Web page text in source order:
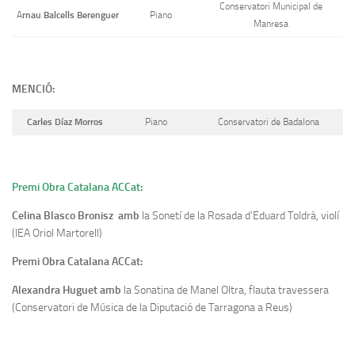
Arnau Balcells Berenguer Piano
Conservatori Municipal de
Manresa
MENCIÓ:
Carles Díaz Morros Piano Conservatori de Badalona
Premi Obra Catalana ACCat:
Celina Blasco Bronisz amb la Sonetí de la Rosada d’Eduard Toldrà, violí
(IEA Oriol Martorell)
Premi Obra Catalana ACCat:
Alexandra Huguet amb la Sonatina de Manel Oltra, flauta travessera
(Conservatori de Música de la Diputació de Tarragona a Reus)